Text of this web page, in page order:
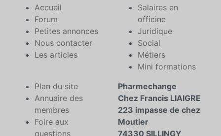
Accueil
Forum
Petites annonces
Nous contacter
Les articles
Salaires en
officine
Juridique
Social
Métiers
Mini formations
Plan du site
Annuaire des
membres
Foire aux
questions
Pharmechange
Chez Francis LIAIGRE
223 impasse de chez
Moutier
74330 SILLINGY